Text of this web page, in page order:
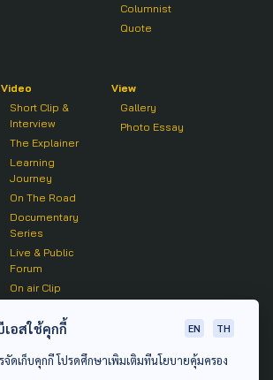
Columnist
Quote
Video
Short Clip &
Interview
The Explainer
Learning
Journey
On The Road
Documentary
Series
Live & Public
Forum
On air Clip
View
Gallery
Photo Essay
อสใช้คุกกี้ EN TH
จัดเก็บคุกกี้ โปรดศึกษาเพิ่มเติมที่นโยบายคุ้มครอง